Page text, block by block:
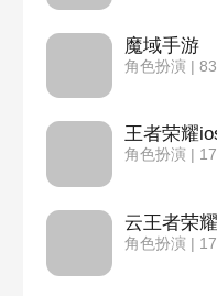
魔域手游
角色扮演 |
王者荣耀
角色扮演 |
云王者荣
角色扮演 |